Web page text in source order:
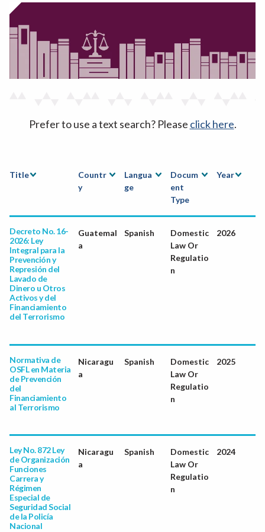
Prefer to use a text search? Please click here.
Title
Countr
y
Langua
ge
Docum
ent
Type
Year
Decreto No. 16-
2026: Ley
Integral para la
Prevención y
Represión del
Lavado de
Dinero u Otros
Activos y del
Financiamiento
del Terrorismo
Guatemal
a
Spanish
Domestic
Law Or
Regulatio
n
2026
Normativa de
OSFL en Materia
de Prevención
del
Financiamiento
al Terrorismo
Nicaragu
a
Spanish
Domestic
Law Or
Regulatio
n
2025
Ley No. 872 Ley
de Organización
Funciones
Carrera y
Régimen
Especial de
Seguridad Social
de la Policía
Nacional
Nicaragu
a
Spanish
Domestic
Law Or
Regulatio
n
2024